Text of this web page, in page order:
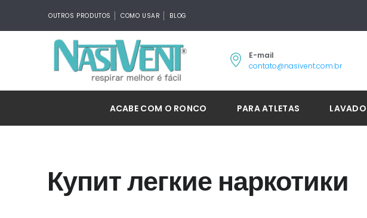
OUTROS PRODUTOS COMO USAR BLOG
E-mail
contato@nasivent.com.br
ACABE COM O RONCO PARA ATLETAS
Купит легкие наркотики